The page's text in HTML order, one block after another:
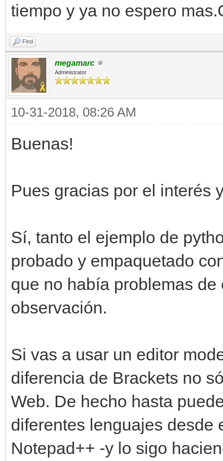
tiempo y ya no espero
Find
megamarc
Administrator
10-31-2018, 08:26 AM
Buenas!
Pues gracias por el interés
Sí, tanto el ejemplo de
probado y empaquetado
que no había problemas
observación.
Si vas a usar un editor
diferencia de Brackets no
Web. De hecho hasta
diferentes lenguajes desde
Notepad++ -y lo sigo